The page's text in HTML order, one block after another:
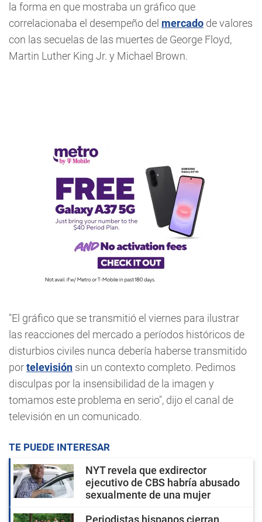
la forma en que mostraba un gráfico que
correlacionaba el desempeño del mercado de valores
con las secuelas de las muertes de George Floyd,
Martin Luther King Jr. y Michael Brown.
"El gráfico que se transmitió el viernes para ilustrar
las reacciones del mercado a períodos históricos de
disturbios civiles nunca debería haberse transmitido
portelevisión sin un contexto completo. Pedimos
disculpas por la insensibilidad de la imagen y
tomamos este problema en serio", dijo el canal de
televisión en un comunicado.
TE PUEDE INTERESAR
NYT revela que exdirector
ejecutivo de CBS habría abusado
sexualmente de una mujer
Periodistas hispanos cierran